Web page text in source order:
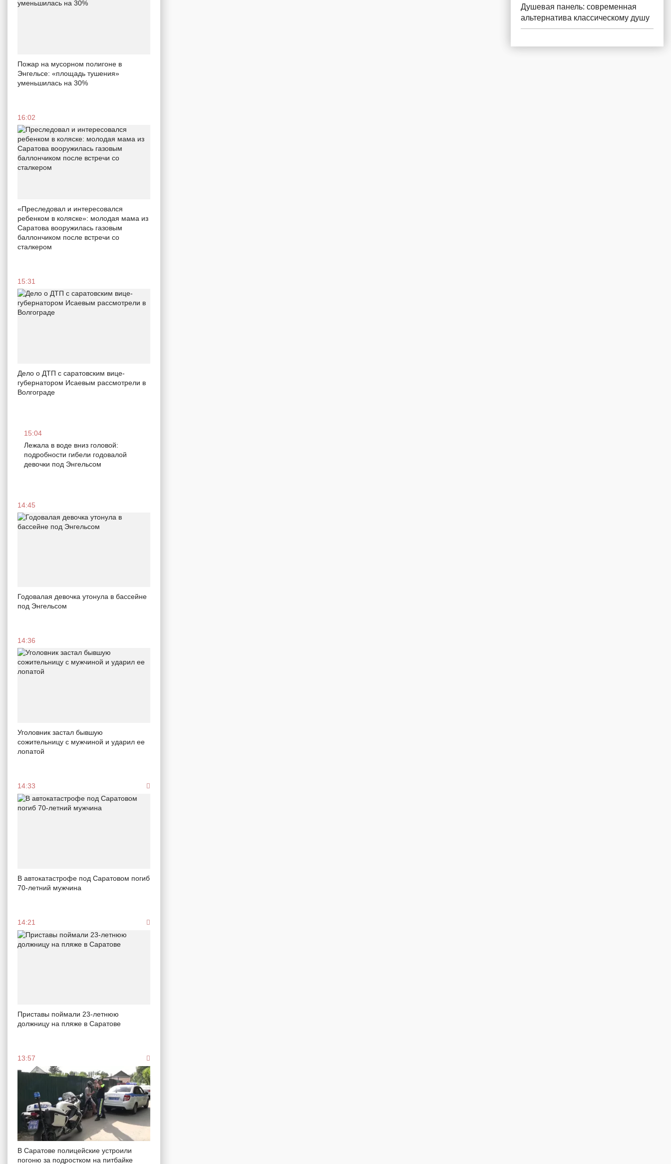
Пожар на мусорном полигоне в
Энгельсе: «площадь тушения»
уменьшилась на 30%
16:02
«Преследовал и интересовался
ребенком в коляске»: молодая мама из
Саратова вооружилась газовым
баллончиком после встречи со
сталкером
15:31
Дело о ДТП с саратовским вице-
губернатором Исаевым рассмотрели в
Волгограде
15:04
Лежала в воде вниз головой:
подробности гибели годовалой
девочки под Энгельсом
14:45
Годовалая девочка утонула в бассейне
под Энгельсом
14:36
Уголовник застал бывшую
сожительницу с мужчиной и ударил ее
лопатой
14:33
В автокатастрофе под Саратовом погиб
70-летний мужчина
14:21
Приставы поймали 23-летнюю
должницу на пляже в Саратове
13:57
В Саратове полицейские устроили
погоню за подростком на питбайке
Душевая панель: современная
альтернатива классическому душу